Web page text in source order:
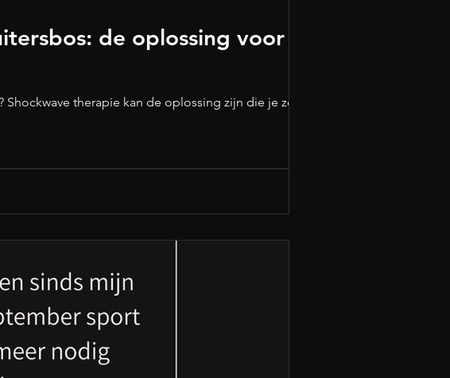
de oplossing voor
therapie kan de oplossing zijn die je zoekt.